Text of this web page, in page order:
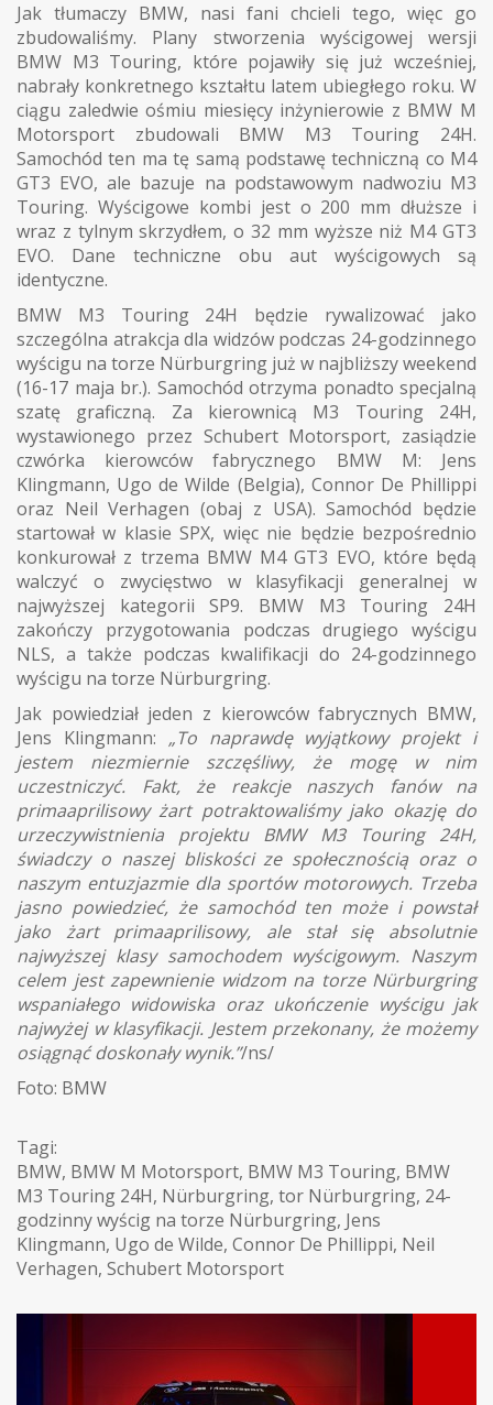
Jak tłumaczy BMW, nasi fani chcieli tego, więc go
zbudowaliśmy. Plany stworzenia wyścigowej wersji
BMW M3 Touring, które pojawiły się już wcześniej,
nabrały konkretnego kształtu latem ubiegłego roku. W
ciągu zaledwie ośmiu miesięcy inżynierowie z BMW M
Motorsport zbudowali BMW M3 Touring 24H.
Samochód ten ma tę samą podstawę techniczną co M4
GT3 EVO, ale bazuje na podstawowym nadwoziu M3
Touring. Wyścigowe kombi jest o 200 mm dłuższe i
wraz z tylnym skrzydłem, o 32 mm wyższe niż M4 GT3
EVO. Dane techniczne obu aut wyścigowych są
identyczne.
BMW M3 Touring 24H będzie rywalizować jako
szczególna atrakcja dla widzów podczas 24-godzinnego
wyścigu na torze Nürburgring już w najbliższy weekend
(16-17 maja br.). Samochód otrzyma ponadto specjalną
szatę graficzną. Za kierownicą M3 Touring 24H,
wystawionego przez Schubert Motorsport, zasiądzie
czwórka kierowców fabrycznego BMW M: Jens
Klingmann, Ugo de Wilde (Belgia), Connor De Phillippi
oraz Neil Verhagen (obaj z USA). Samochód będzie
startował w klasie SPX, więc nie będzie bezpośrednio
konkurował z trzema BMW M4 GT3 EVO, które będą
walczyć o zwycięstwo w klasyfikacji generalnej w
najwyższej kategorii SP9. BMW M3 Touring 24H
zakończy przygotowania podczas drugiego wyścigu
NLS, a także podczas kwalifikacji do 24-godzinnego
wyścigu na torze Nürburgring.
Jak powiedział jeden z kierowców fabrycznych BMW,
Jens Klingmann: „To naprawdę wyjątkowy projekt i
jestem niezmiernie szczęśliwy, że mogę w nim
uczestniczyć. Fakt, że reakcje naszych fanów na
primaaprilisowy żart potraktowaliśmy jako okazję do
urzeczywistnienia projektu BMW M3 Touring 24H,
świadczy o naszej bliskości ze społecznością oraz o
naszym entuzjazmie dla sportów motorowych. Trzeba
jasno powiedzieć, że samochód ten może i powstał
jako żart primaaprilisowy, ale stał się absolutnie
najwyższej klasy samochodem wyścigowym. Naszym
celem jest zapewnienie widzom na torze Nürburgring
wspaniałego widowiska oraz ukończenie wyścigu jak
najwyżej w klasyfikacji. Jestem przekonany, że możemy
osiągnąć doskonały wynik.”/ns/
Foto: BMW
Tagi:
BMW, BMW M Motorsport, BMW M3 Touring, BMW
M3 Touring 24H, Nürburgring, tor Nürburgring, 24-
godzinny wyścig na torze Nürburgring, Jens
Klingmann, Ugo de Wilde, Connor De Phillippi, Neil
Verhagen, Schubert Motorsport